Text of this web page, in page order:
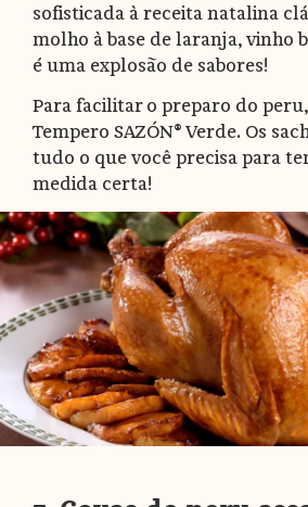
sofisticada à receita natalina
molho à base de laranja, vinho
é uma explosão de sabores!
Para facilitar o preparo do
Tempero SAZÓN® Verde. Os
tudo o que você precisa para
medida certa!